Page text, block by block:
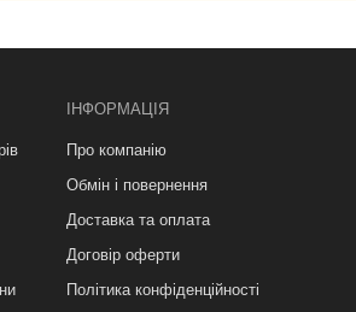
ІНФОРМАЦІЯ
Про компанію
Обмін і повернення
Доставка та оплата
Договір оферти
Політика конфіденційності